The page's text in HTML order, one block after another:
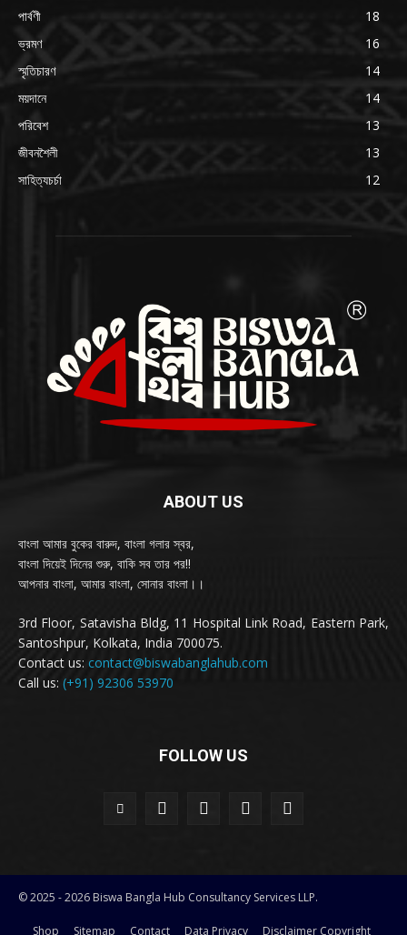
পার্বণী
18
ভ্রমণ
16
স্মৃতিচারণ
14
ময়দানে
14
পরিবেশ
13
জীবনশৈলী
13
সাহিত্যচর্চা
12
ABOUT US
বাংলা আমার বুকের বারুদ, বাংলা গলার স্বর,
বাংলা দিয়েই দিনের শুরু, বাকি সব তার পর!!
আপনার বাংলা, আমার বাংলা, সোনার বাংলা।।
3rd Floor, Satavisha Bldg, 11 Hospital Link Road, Eastern Park,
Santoshpur, Kolkata, India 700075.
Contact us: contact@biswabanglahub.com
Call us: (+91) 92306 53970
FOLLOW US
© 2025 - 2026 Biswa Bangla Hub Consultancy Services LLP.
Shop Sitemap Contact Data Privacy Disclaimer Copyright